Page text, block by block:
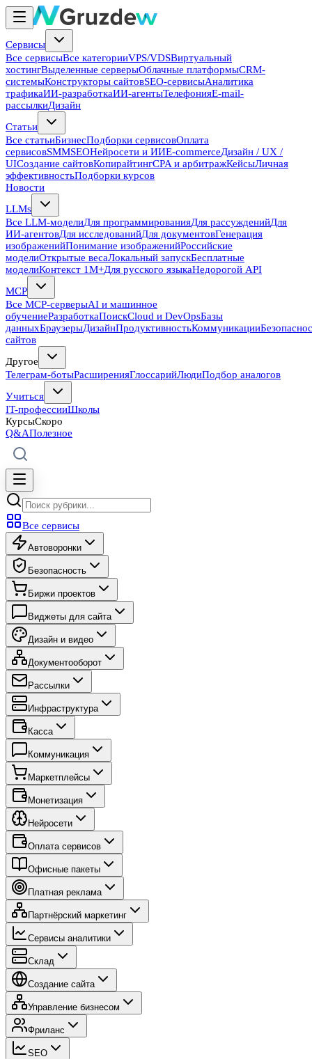
Сервисы
Все сервисыВсе категорииVPS/VDSВиртуальный
хостингВыделенные серверыОблачные платформыCRM-
системыКонструкторы сайтовSEO-сервисыАналитика
трафикаИИ-разработкаИИ-агентыТелефонияE-mail-
рассылкиДизайн
Статьи
Все статьиБизнесПодборки сервисовОплата
сервисовSMMSEOНейросети и ИИE-commerceДизайн / UX /
UIСоздание сайтовКопирайтингCPA и арбитражКейсыЛичная
эффективностьПодборки курсов
Новости
LLMs
Все LLM-моделиДля программированияДля рассужденийДля
ИИ-агентовДля исследованийДля документовГенерация
изображенийПонимание изображенийРоссийские
моделиОткрытые весаЛокальный запускБесплатные
моделиКонтекст 1M+Для русского языкаНедорогой API
MCP
Все MCP-серверыAI и машинное
обучениеРазработкаПоискCloud и DevOpsБазы
данныхБраузерыДизайнПродуктивностьКоммуникации
сайтов
Другое
Телеграм-ботыРасширенияГлоссарийЛюдиПодбор аналогов
Учиться
IT-профессииШколы
КурсыСкоро
Q&AПолезное
Все сервисы
Автоворонки
Безопасность
Биржи проектов
Виджеты для сайта
Дизайн и видео
Документооборот
Рассылки
Инфраструктура
Касса
Коммуникация
Маркетплейсы
Монетизация
Нейросети
Оплата сервисов
Офисные пакеты
Платная реклама
Партнёрский маркетинг
Сервисы аналитики
Склад
Создание сайта
Управление бизнесом
Фриланс
SEO